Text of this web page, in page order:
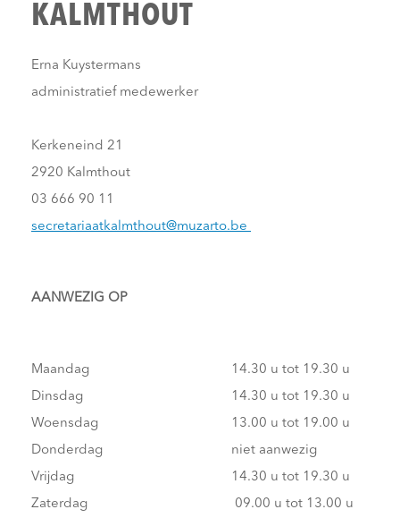
KALMTHOUT
Erna Kuystermans
administratief medewerker
Kerkeneind 21
2920 Kalmthout
03 666 90 11
secretariaatkalmthout@muzarto.be
AANWEZIG OP
Maandag
Dinsdag
Woensdag
Donderdag
Vrijdag
Zaterdag
14.30 u tot 19.30 u
14.30 u tot 19.30 u
13.00 u tot 19.00 u
niet aanwezig
14.30 u tot 19.30 u
09.00 u tot 13.00 u